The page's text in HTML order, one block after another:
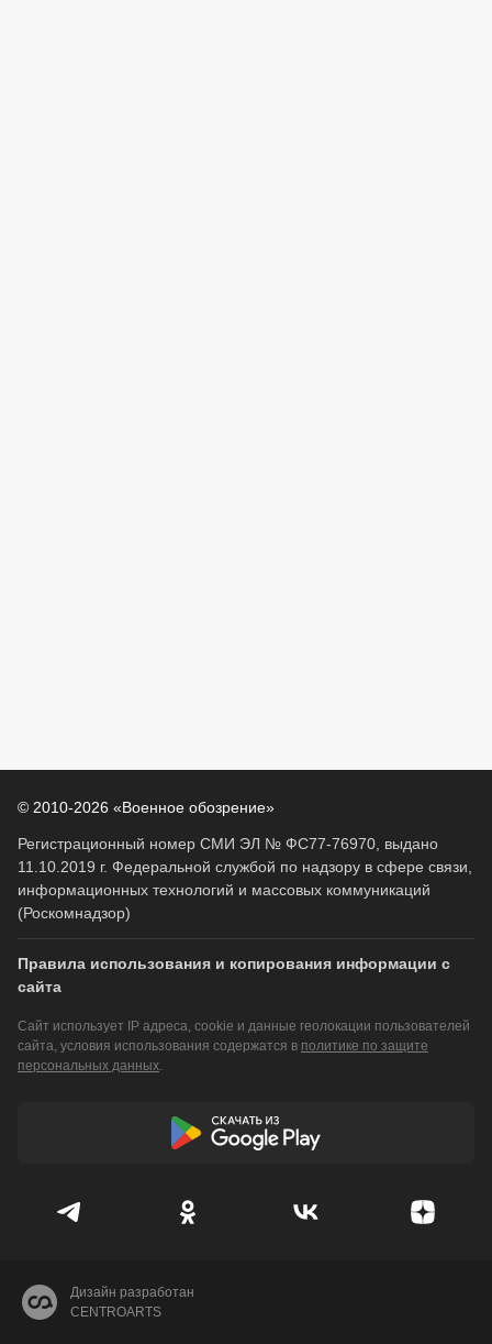
© 2010-2026 «Военное обозрение»
Регистрационный номер СМИ ЭЛ № ФС77-76970, выдано
11.10.2019 г. Федеральной службой по надзору в сфере связи,
информационных технологий и массовых коммуникаций
(Роскомнадзор)
Правила использования и копирования информации с
сайта
Сайт использует IP адреса, cookie и данные геолокации пользователей
сайта, условия использования содержатся в политике по защите
персональных данных.
Дизайн разработан
CENTROARTS